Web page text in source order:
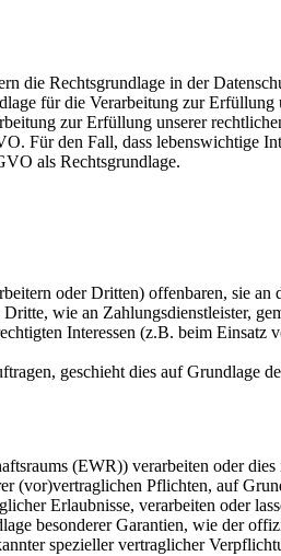
die Rechtsgrundlage in der
für die Verarbeitung zur
zur Erfüllung unserer
Für den Fall, dass lebenswichtige
als Rechtsgrundlage.
oder Dritten) offenbaren, sie
wie an Zahlungsdienstleister,
Interessen (z.B. beim Einsatz
geschieht dies auf Grundlage
(EWR)) verarbeiten oder
(vor)vertraglichen Pflichten, auf
Erlaubnisse, verarbeiten oder
besonderer Garantien, wie der
spezieller vertraglicher